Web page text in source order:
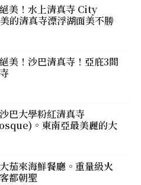
絕美！水上清真寺 City
的清真寺漂浮湖面美不勝
美！沙巴清真寺！亞庇3間
巴大學粉紅清真寺
。東南亞最美麗的大
茄來海鮮餐廳。重量級火
都朝聖